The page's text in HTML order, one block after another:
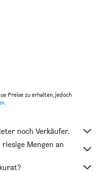
Preise zu erhalten, jedoch
.
noch Verkäufer.
Mengen an